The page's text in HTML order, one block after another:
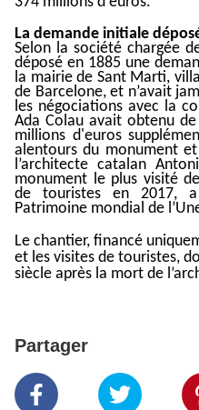
La demande initiale
Selon la société chargée
déposé en 1885 une
la mairie de Sant Marti,
de Barcelone, et n’avait
les négociations avec la
Ada Colau avait obtenu
millions d'euros
alentours du monument
l’architecte catalan
monument le plus visité
de touristes en 2017,
Patrimoine mondial de
Le chantier, financé
et les visites de touristes,
siècle après la mort de
Partager